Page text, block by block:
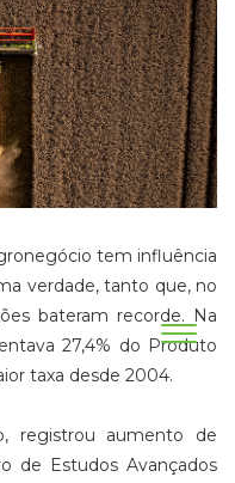
tem influência
verdade, tanto que, no
bateram recorde. Na
27,4% do Produto
taxa desde 2004.
registrou aumento de
de Estudos Avançados